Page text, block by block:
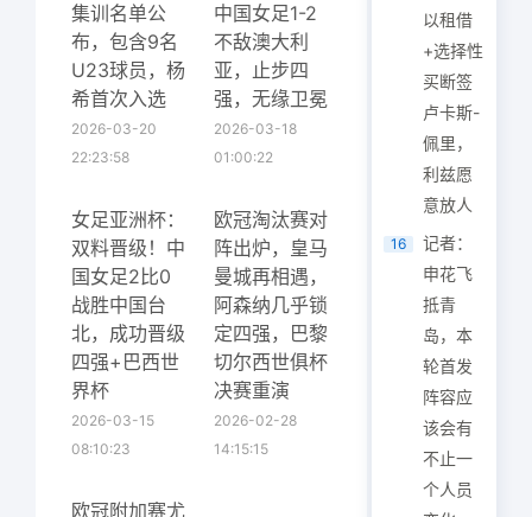
集训名单公
布，包含9名
U23球员，杨
希首次入选
2026-03-20
22:23:58
中国女足1-2
不敌澳大利
亚，止步四
强，无缘卫冕
2026-03-18
01:00:22
女足亚洲杯：
双料晋级！中
国女足2比0
战胜中国台
北，成功晋级
四强+巴西世
界杯
2026-03-15
08:10:23
欧冠淘汰赛对
阵出炉，皇马
曼城再相遇，
阿森纳几乎锁
定四强，巴黎
切尔西世俱杯
决赛重演
2026-02-28
14:15:15
欧冠附加赛尤
以租借
+选择性
买断签
卢卡斯-
佩里，
利兹愿
意放人
16
记者：
申花飞
抵青
岛，本
轮首发
阵容应
该会有
不止一
个人员